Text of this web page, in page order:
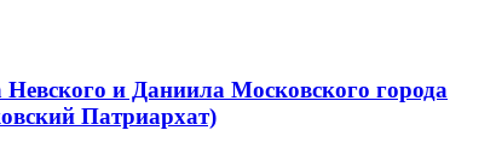
и Даниила Московского города
Патриархат)